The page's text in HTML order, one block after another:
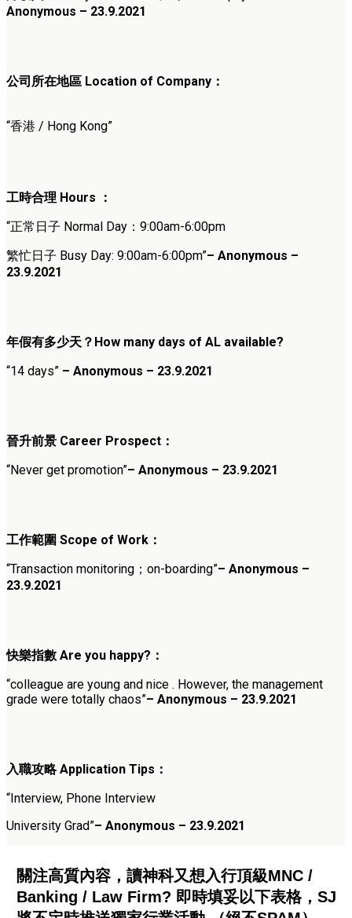
Anonymous – 23.9.2021
公司所在地區 Location of Company：
“香港 / Hong Kong”
工時合理 Hours ：
“正常日子 Normal Day：9:00am-6:00pm
繁忙日子 Busy Day: 9:00am-6:00pm”– Anonymous –
23.9.2021
年假有多少天？How many days of AL available?
“14 days” – Anonymous – 23.9.2021
晉升前景 Career Prospect：
“Never get promotion”– Anonymous – 23.9.2021
工作範圍 Scope of Work：
“Transaction monitoring；on-boarding”– Anonymous –
23.9.2021
快樂指數 Are you happy?：
“colleague are young and nice . However, the management
grade were totally chaos”– Anonymous – 23.9.2021
入職攻略 Application Tips：
“Interview, Phone Interview
University Grad”– Anonymous – 23.9.2021
關注高質內容，讀神科又想入行頂級MNC /
Banking / Law Firm? 即時填妥以下表格，SJ